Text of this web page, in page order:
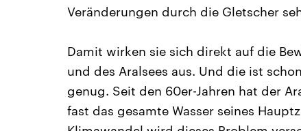
Veränderungen durch die Gletscher
Damit wirken sie sich direkt auf die
und des Aralsees aus. Und die ist
genug. Seit den 60er-Jahren hat der
fast das gesamte Wasser seines